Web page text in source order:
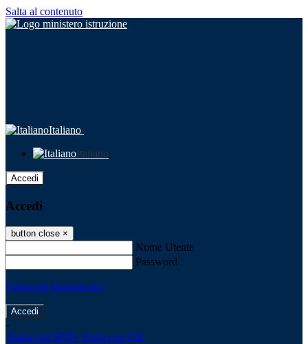
Salta al contenuto
Italiano
Italiano
Accedi
Accedi
button close ×
Nome Utente
Password
Password dimenticata?
-
Entra con SPID Entra con CIE